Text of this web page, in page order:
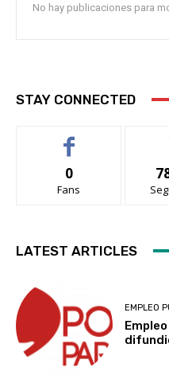
No hay publicaciones para
STAY CONNECTED
0
Fans
LATEST ARTICLES
EMPLEO